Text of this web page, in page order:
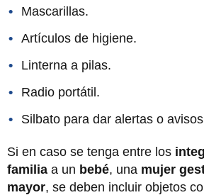
Mascarillas.
Artículos de higiene.
Linterna a pilas.
Radio portátil.
Silbato para dar alertas o
Si en caso se tenga entre los
familia a un bebé, una mujer
mayor, se deben incluir objetos